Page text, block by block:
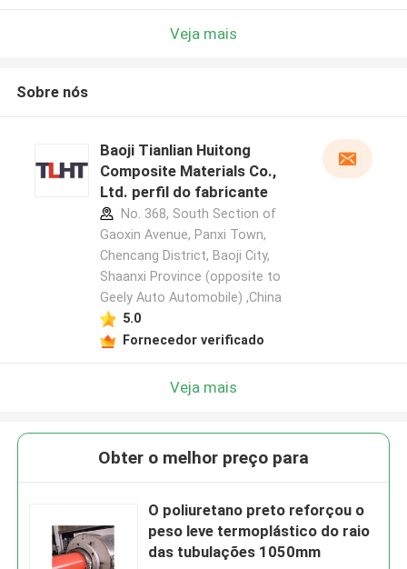
Veja mais
Sobre nós
Baoji Tianlian Huitong
Composite Materials Co.,
Ltd. perfil do fabricante
No. 368, South Section of
Gaoxin Avenue, Panxi Town,
Chencang District, Baoji City,
Shaanxi Province (opposite to
Geely Auto Automobile) ,China
5.0
Fornecedor verificado
Veja mais
Obter o melhor preço para
O poliuretano preto reforçou o
peso leve termoplástico do raio
das tubulações 1050mm